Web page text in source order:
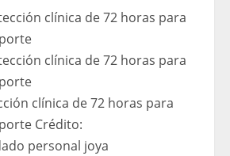
clínica de 72 horas para
Crédito:
personal joya